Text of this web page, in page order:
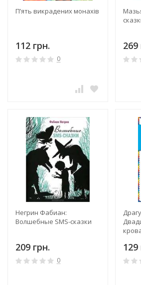
П’ять викрадених монахів
112 грн.
0
269
Негрин Фабиан:
Волшебные SMS-сказки
209 грн.
0
129